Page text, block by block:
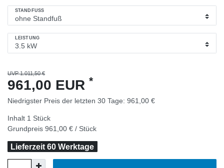
STANDFUSS
LEISTUNG
UVP 1.011,50 €
961,00 EUR *
Niedrigster Preis der letzten 30 Tage: 961,00 €
Inhalt 1 Stück
Grundpreis 961,00 € / Stück
Lieferzeit 60 Werktage